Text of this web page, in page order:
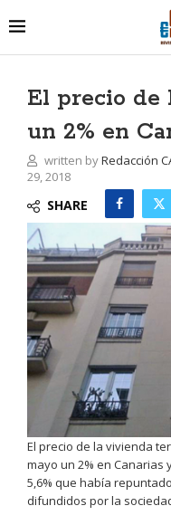
El precio de
un 2% en
written byRedacción
29, 2018
SHARE
El precio de la vivienda
mayo un 2% en
5,6% que había
difundidos por la